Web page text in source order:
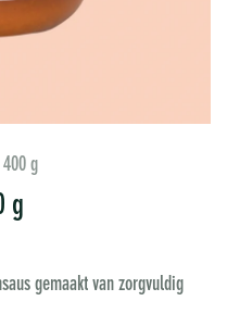
400 g
g
gemaakt van zorgvuldig